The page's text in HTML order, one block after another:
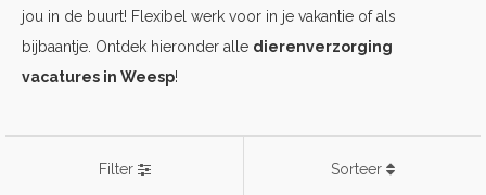
jou in de buurt! Flexibel werk voor in je vakantie of als
bijbaantje. Ontdek hieronder alle dierenverzorging
vacatures in Weesp!
Filter Sorteer